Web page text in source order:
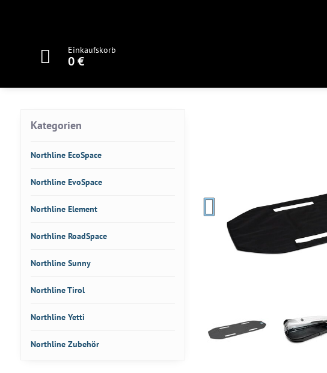
Einkaufskorb
0 €
Kategorien
Northline EcoSpace
Northline EvoSpace
Northline Element
Northline RoadSpace
Northline Sunny
Northline Tirol
Northline Yetti
Northline Zubehör